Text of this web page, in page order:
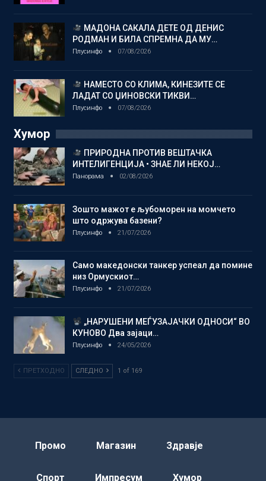
МАДОНА САКАЛА ДЕТЕ ОД ДЕНИС
РОДМАН И БИЛА СПРЕМНА ДА МУ…
Плусинфо 07/08/2026
НАМЕСТО СО КЛИМА, КИНЕЗИТЕ СЕ
ЛАДАТ СО ЏИНОВСКИ ТИКВИ…
Плусинфо 07/08/2026
Хумор
ПРИРОДНА ПРОТИВ ВЕШТАЧКА
ИНТЕЛИГЕНЦИЈА • ЗНАЕ ЛИ НЕКОЈ…
Панорама 02/08/2026
Зошто мажот е љубоморен на момчето
што одржува базени?
Плусинфо 21/07/2026
Само македонски танкер успеал да помине
низ Ормускиот…
Плусинфо 21/07/2026
„НАРУШЕНИ МЕЃУЗАЈАЧКИ ОДНОСИ“ ВО
КУНОВО Два зајаци…
Плусинфо 24/05/2026
ПРЕТХОДНО СЛЕДНО 1 of 169
Промо Магазин Здравје
Спорт Импресум Хумор